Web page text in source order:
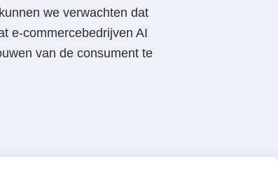
we verwachten dat
e-commercebedrijven AI
van de consument te